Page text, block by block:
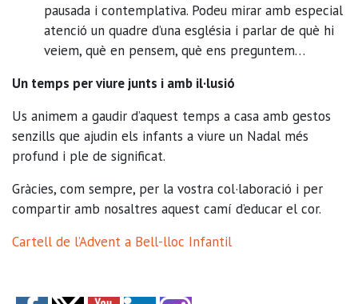
pausada i contemplativa. Podeu mirar amb especial
atenció un quadre d’una església i parlar de què hi
veiem, què en pensem, què ens preguntem…
Un temps per viure junts i amb il·lusió
Us animem a gaudir d’aquest temps a casa amb gestos
senzills que ajudin els infants a viure un Nadal més
profund i ple de significat.
Gràcies, com sempre, per la vostra col·laboració i per
compartir amb nosaltres aquest camí d’educar el cor.
Cartell de l’Advent a Bell-lloc Infantil